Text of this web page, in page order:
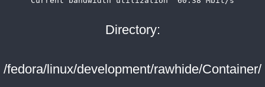
Directory:
/fedora/linux/development/rawhide/Container/